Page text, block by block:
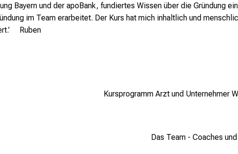
Bayern und der apoBank, fundiertes Wissen über die Gründung
im Team erarbeitet. Der Kurs hat mich inhaltlich und
’ Ruben
Kursprogramm Arzt und Unternehmer
Das Team - Coaches